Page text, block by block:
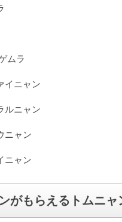
ムラ
イニャン
ルニャン
ニャン
ニャン
がもらえるトムニ